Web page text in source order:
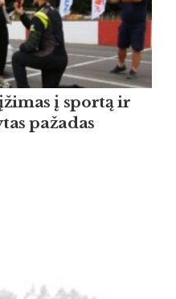
į sportą ir
pažadas